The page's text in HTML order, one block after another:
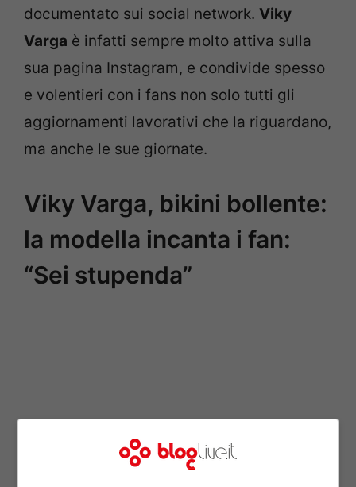
documentato sui social network. Viky
Varga è infatti sempre molto attiva sulla
sua pagina Instagram, e condivide spesso
e volentieri con i fans non solo tutti gli
aggiornamenti lavorativi che la riguardano,
ma anche le sue giornate.
Viky Varga, bikini bollente:
la modella incanta i fan:
“Sei stupenda”